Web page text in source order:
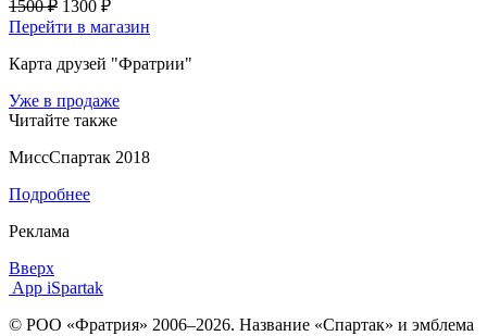
1500 ₽ 1300 ₽
Перейти в магазин
Карта друзей "Фратрии"
Уже в продаже
Читайте также
МиссСпартак 2018
Подробнее
Реклама
Вверх
App iSpartak
© РОО «Фратрия» 2006–2026. Название «Спартак» и эмблема